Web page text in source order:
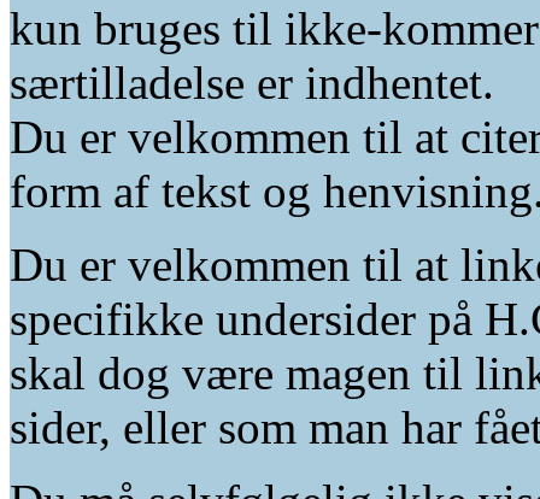
kun bruges til ikke-
særtilladelse er indhentet.
Du er velkommen til at
form af tekst og
Du er velkommen til at
specifikke undersider på
skal dog være magen til
sider, eller som man har